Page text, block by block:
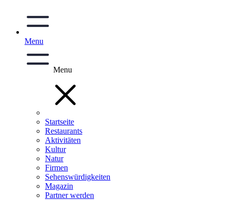
Menu
Menu
Startseite
Restaurants
Aktivitäten
Kultur
Natur
Firmen
Sehenswürdigkeiten
Magazin
Partner werden